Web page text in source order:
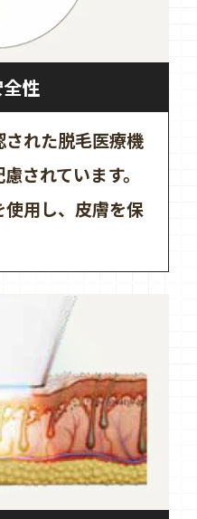
性
れた脱毛医療機
されています。
使用し、皮膚を保